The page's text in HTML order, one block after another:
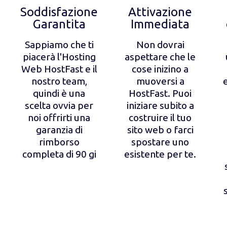
Soddisfazione
Garantita
Sappiamo che ti
piacerà l'Hosting
Web HostFast e il
nostro team,
quindi è una
scelta ovvia per
noi offrirti una
garanzia di
rimborso
completa di 90 gi
Attivazione
Immediata
Non dovrai
aspettare che le
cose inizino a
muoversi a
HostFast. Puoi
iniziare subito a
costruire il tuo
sito web o farci
spostare uno
esistente per te.